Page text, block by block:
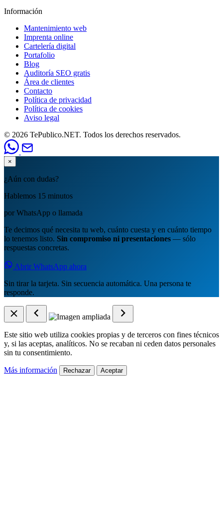
Información
Mantenimiento web
Imprenta online
Cartelería digital
Portafolio
Blog
Auditoría SEO gratis
Área de clientes
Contacto
Política de privacidad
Política de cookies
Aviso legal
© 2026 TePublico.NET. Todos los derechos reservados.
×
¿Aún con dudas?
Hablemos 15 minutos
por WhatsApp o llamada
Te decimos qué necesita tu web, cuánto cuesta y en cuánto tiempo
lo tenemos listo. Sin compromiso ni presentaciones — sólo
respuestas concretas.
Abrir WhatsApp ahora
Sin tirar la tarjeta. Sin secuencia automática. Una persona te
responde.
Este sitio web utiliza cookies propias y de terceros con fines técnicos
y, si las aceptas, analíticos. No se recaban ni ceden datos personales
sin tu consentimiento.
Más información Rechazar Aceptar